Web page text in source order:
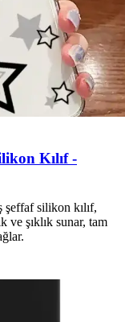
Kılıf -
şeffaf silikon kılıf,
ve şıklık sunar, tam